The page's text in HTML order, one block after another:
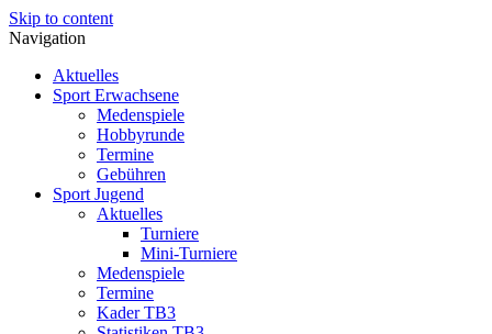
Skip to content
Navigation
Aktuelles
Sport Erwachsene
Medenspiele
Hobbyrunde
Termine
Gebühren
Sport Jugend
Aktuelles
Turniere
Mini-Turniere
Medenspiele
Termine
Kader TB3